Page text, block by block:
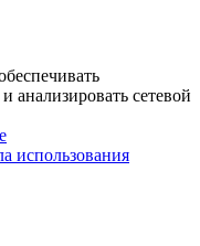
анализировать сетевой
использования